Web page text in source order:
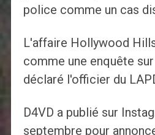
police comme un cas
L'affaire Hollywood
comme une enquête
déclaré l'officier du
D4VD a publié sur
septembre pour